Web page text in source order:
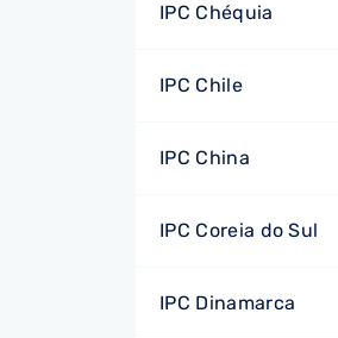
IPC Chéquia
IPC Chile
IPC China
IPC Coreia do Sul
IPC Dinamarca